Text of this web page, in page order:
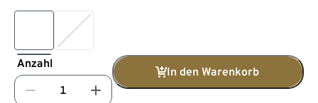
Anzahl
In den Warenkorb